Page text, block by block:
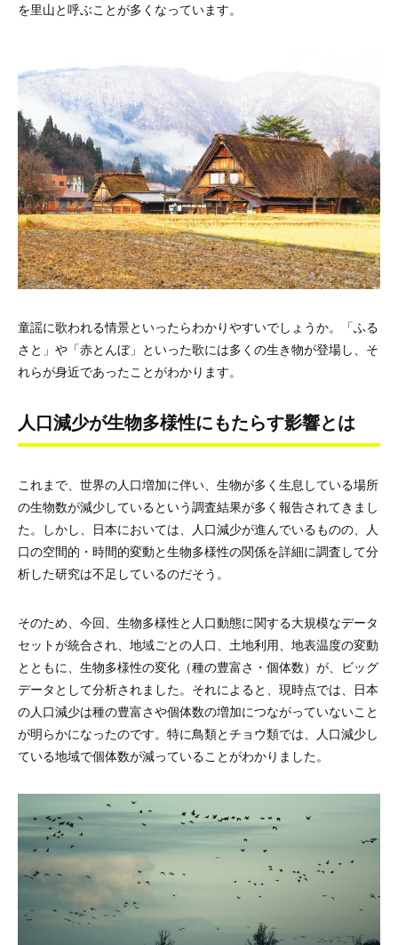
を里山と呼ぶことが多くなっています。
童謡に歌われる情景といったらわかりやすいでしょうか。「ふる
さと」や「赤とんぼ」といった歌には多くの生き物が登場し、そ
れらが身近であったことがわかります。
人口減少が生物多様性にもたらす影響とは
これまで、世界の人口増加に伴い、生物が多く生息している場所
の生物数が減少しているという調査結果が多く報告されてきまし
た。しかし、日本においては、人口減少が進んでいるものの、人
口の空間的・時間的変動と生物多様性の関係を詳細に調査して分
析した研究は不足しているのだそう。
そのため、今回、生物多様性と人口動態に関する大規模なデータ
セットが統合され、地域ごとの人口、土地利用、地表温度の変動
とともに、生物多様性の変化（種の豊富さ・個体数）が、ビッグ
データとして分析されました。それによると、現時点では、日本
の人口減少は種の豊富さや個体数の増加につながっていないこと
が明らかになったのです。特に鳥類とチョウ類では、人口減少し
ている地域で個体数が減っていることがわかりました。